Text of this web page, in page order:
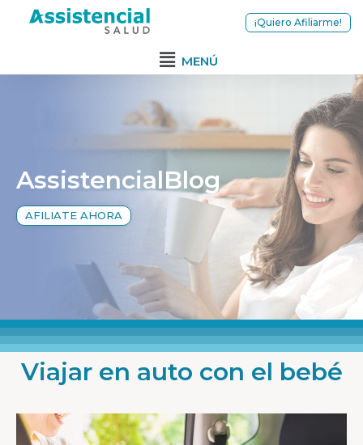
¡Quiero Afiliarme!
MENÚ
AssistencialBlog
AFILIATE AHORA
Viajar en auto con el bebé